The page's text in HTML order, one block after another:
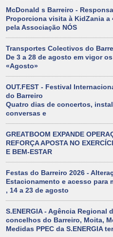
McDonald s Barreiro -
Proporciona visita à KidZania a
pela Associação NÓS
Transportes Colectivos do
De 3 a 28 de agosto em vigor
«Agosto»
OUT.FEST - Festival
do Barreiro
Quatro dias de concertos,
conversas e
GREATBOOM EXPANDE
REFORÇA APOSTA NO
E BEM-ESTAR
Festas do Barreiro 2026 -
Estacionamento e acesso para
, 14 a 23 de agosto
S.ENERGIA - Agência Regional
concelhos do Barreiro, Moita,
Medidas PPEC da S.ENERGIA